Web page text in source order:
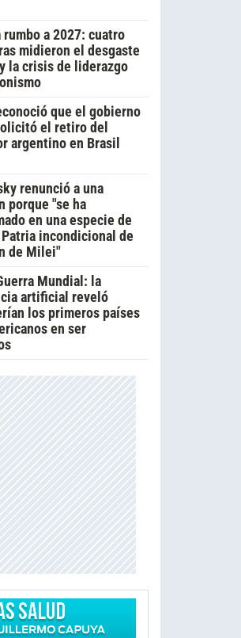
rumbo a 2027: cuatro
midieron el desgaste
la crisis de liderazgo
que el gobierno
el retiro del
argentino en Brasil
renunció a una
porque "se ha
en una especie de
incondicional de
de Milei"
Mundial: la
artificial reveló
los primeros países
en ser